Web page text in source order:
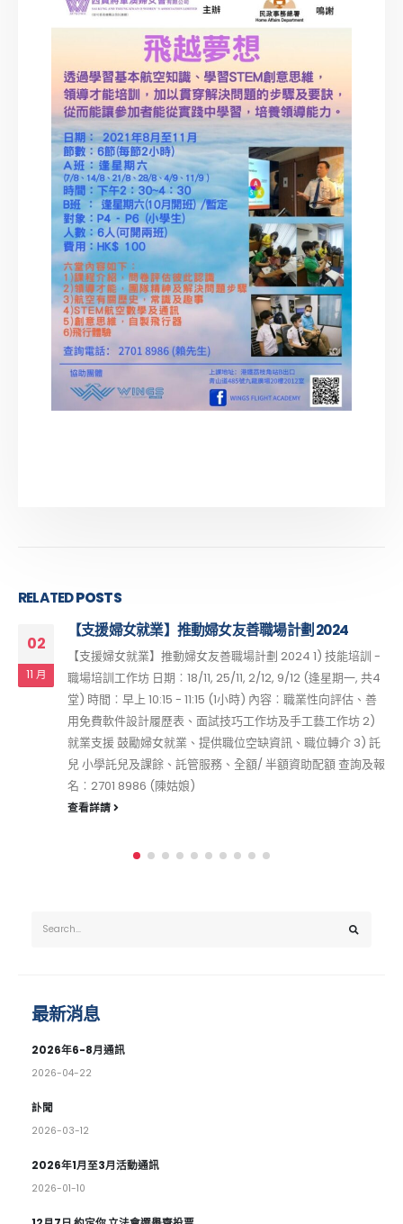
RELATEDPOSTS
西貢將軍澳婦女會已獲授權於於二零二一年八月二十一日在新
最新消息
2026-04-22
2026-03-12